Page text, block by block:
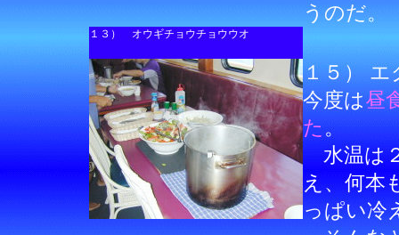
うのだ。
１３） オウギチョウチョウウオ
１５） エ
今度は昼
た。
水温は
え、何本
っぱい冷